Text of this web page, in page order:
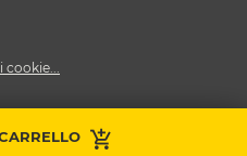
cookie...